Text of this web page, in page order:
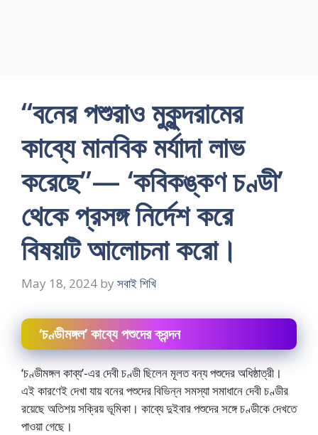
“বনের পশুরাও মুকুন্দরামের
কাব্যে মানবিক মর্যাদা লাভ
করেছে”— ‘কবিকঙ্কণ চণ্ডী’
থেকে প্রসঙ্গ নির্দেশ করে
বিষয়টি আলোচনা করো।
May 18, 2024 by সবাই শিখি
‘চণ্ডীমঙ্গল’ কাব্যে পশুদের ক্রন্দন
‘চণ্ডীমঙ্গল কাব্য’-এর দেবী চণ্ডী ছিলেন মূলত বন্য পশুদের অধিষ্ঠাত্রী।
এই কারণেই দেখা যায় বনের পশুদের বিভিন্ন সমস্যা সমাধানে দেবী চণ্ডীর
রয়েছে অতিশয় সক্রিয় ভূমিকা। কাব্যে দুইবার পশুদের সঙ্গে চণ্ডীকে দেখতে
পাওয়া গেছে।